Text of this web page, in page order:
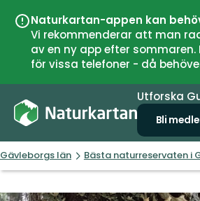
Naturkartan-appen kan
Vi rekommenderar att man
av en ny app efter
för vissa telefoner - då
Utforska
Bli
Gävleborgs län Bästa naturreservaten i